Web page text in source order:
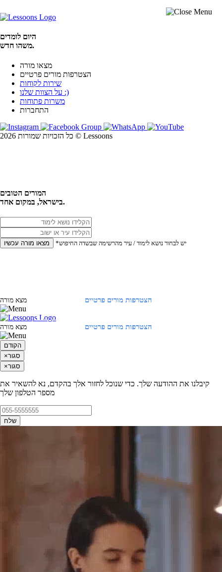
היום לומדים
משהו חדש.
מצאו מורה
הצטרפות מורים פרטיים
שירות לקוחות
על הצוות שלנו :)
משרות פתוחות
התחברות
כל הזכויות שמורות 2026 © Lessoons
המורים הטובים
בישראל, במקום אחד.
מצאו מורה עכשיו *יש לבחור נושא לימוד / עיר מהרשימה שבשדה החיפוש
הצטרפות מורים פרטיים מצא מורה
הצטרפות מורים פרטיים מצא מורה
הקודם
×סגור
×סגור
קיבלנו את ההודעה שלך. כדי שנוכל לחזור אלך בהקדם, נא להשאיר את
מספר הטלפון שלך
שלח